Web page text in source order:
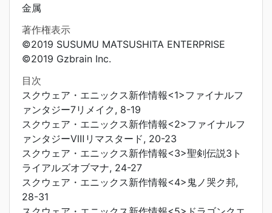
金属
著作権表示
©2019 SUSUMU MATSUSHITA ENTERPRISE
©2019 Gzbrain Inc.
目次
スクウェア・エニックス新作情報<1>ファイナルフ
ァンタジー7リメイク, 8-19
スクウェア・エニックス新作情報<2>ファイナルフ
ァンタジーⅧリマスタード, 20-23
スクウェア・エニックス新作情報<3>聖剣伝説3ト
ライアルズオブマナ, 24-27
スクウェア・エニックス新作情報<4>鬼ノ哭ク邦,
28-31